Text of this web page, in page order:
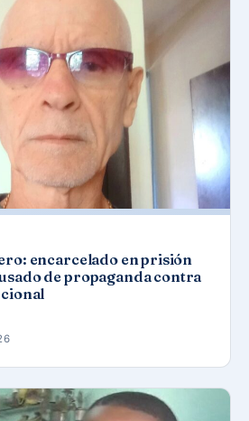
encarcelado en prisión
de propaganda contra